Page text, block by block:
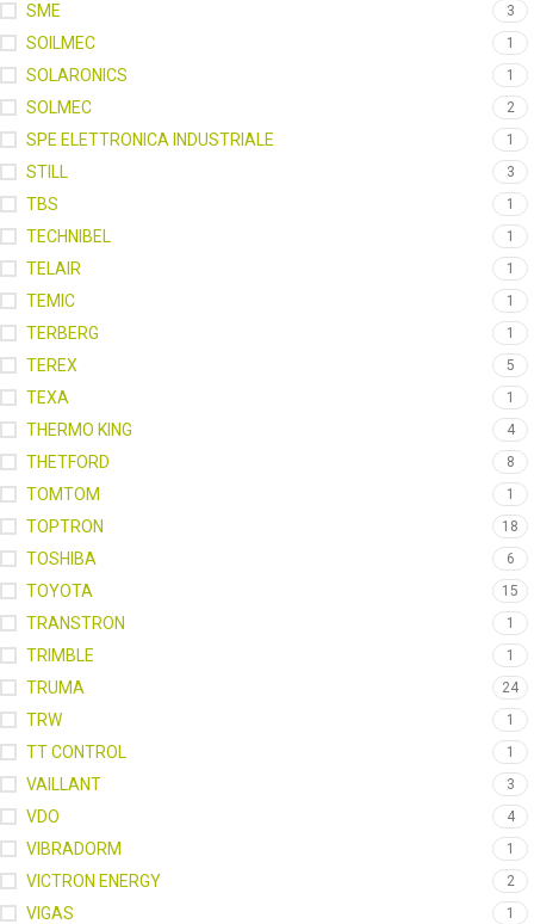
SME 3
SOILMEC 1
SOLARONICS 1
SOLMEC 2
SPE ELETTRONICA INDUSTRIALE 1
STILL 3
TBS 1
TECHNIBEL 1
TELAIR 1
TEMIC 1
TERBERG 1
TEREX 5
TEXA 1
THERMO KING 4
THETFORD 8
TOMTOM 1
TOPTRON 18
TOSHIBA 6
TOYOTA 15
TRANSTRON 1
TRIMBLE 1
TRUMA 24
TRW 1
TT CONTROL 1
VAILLANT 3
VDO 4
VIBRADORM 1
VICTRON ENERGY 2
VIGAS 1